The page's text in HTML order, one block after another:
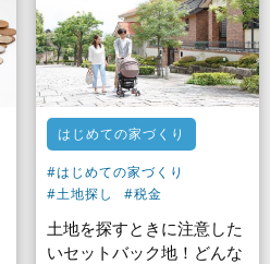
はじめての家づくり
#はじめての家づくり
#土地探し
#税金
土地を探すときに注意した
いセットバック地！どんな